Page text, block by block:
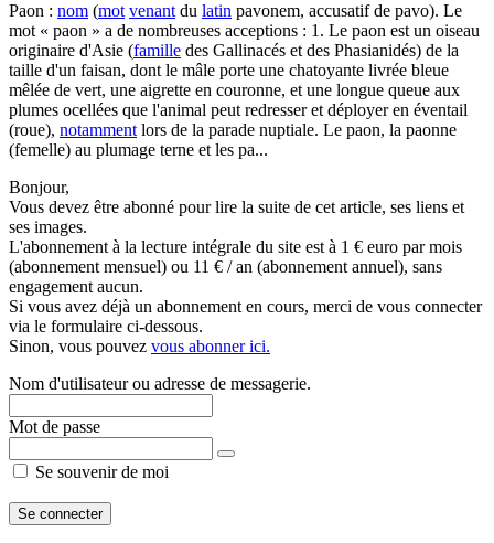
Paon : nom (mot venant du latin pavonem, accusatif de pavo). Le
mot « paon » a de nombreuses acceptions : 1. Le paon est un oiseau
originaire d'Asie (famille des Gallinacés et des Phasianidés) de la
taille d'un faisan, dont le mâle porte une chatoyante livrée bleue
mêlée de vert, une aigrette en couronne, et une longue queue aux
plumes ocellées que l'animal peut redresser et déployer en éventail
(roue), notamment lors de la parade nuptiale. Le paon, la paonne
(femelle) au plumage terne et les pa...
Bonjour,
Vous devez être abonné pour lire la suite de cet article, ses liens et
ses images.
L'abonnement à la lecture intégrale du site est à 1 € euro par mois
(abonnement mensuel) ou 11 € / an (abonnement annuel), sans
engagement aucun.
Si vous avez déjà un abonnement en cours, merci de vous connecter
via le formulaire ci-dessous.
Sinon, vous pouvez vous abonner ici.
Nom d'utilisateur ou adresse de messagerie.
Mot de passe
Se souvenir de moi